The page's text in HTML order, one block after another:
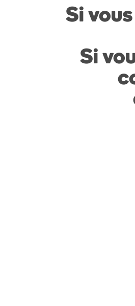
Si
Si